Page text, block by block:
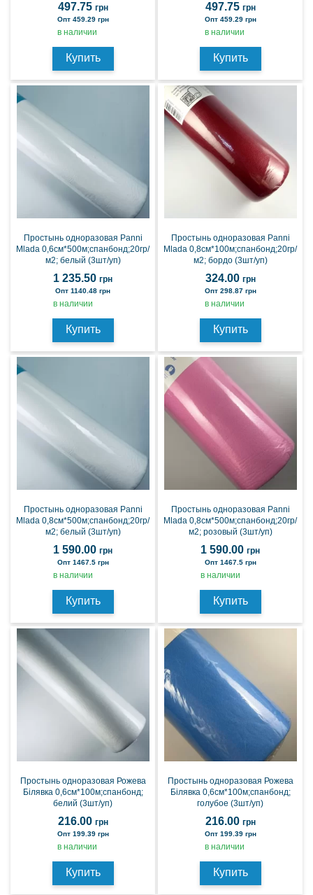
497.75 грн
Опт 459.29 грн
в наличии
Купить
497.75 грн
Опт 459.29 грн
в наличии
Купить
Простынь одноразовая Panni
Mlada 0,6см*500м;спанбонд;20гр/
м2; белый (3шт/уп)
1 235.50 грн
Опт 1140.48 грн
в наличии
Купить
Простынь одноразовая Panni
Mlada 0,8см*100м;спанбонд;20гр/
м2; бордо (3шт/уп)
324.00 грн
Опт 298.87 грн
в наличии
Купить
Простынь одноразовая Panni
Mlada 0,8см*500м;спанбонд;20гр/
м2; белый (3шт/уп)
1 590.00 грн
Опт 1467.5 грн
в наличии
Купить
Простынь одноразовая Panni
Mlada 0,8см*500м;спанбонд;20гр/
м2; розовый (3шт/уп)
1 590.00 грн
Опт 1467.5 грн
в наличии
Купить
Простынь одноразовая Рожева
Білявка 0,6см*100м;спанбонд;
белий (3шт/уп)
216.00 грн
Опт 199.39 грн
в наличии
Купить
Простынь одноразовая Рожева
Білявка 0,6см*100м;спанбонд;
голубое (3шт/уп)
216.00 грн
Опт 199.39 грн
в наличии
Купить